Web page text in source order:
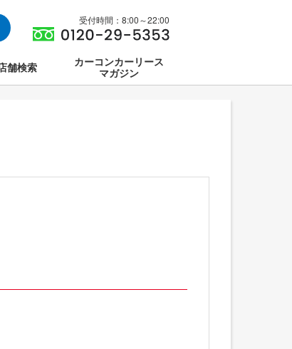
受付時間：8:00～22:00
舗検索
カーコンカーリース
マガジン